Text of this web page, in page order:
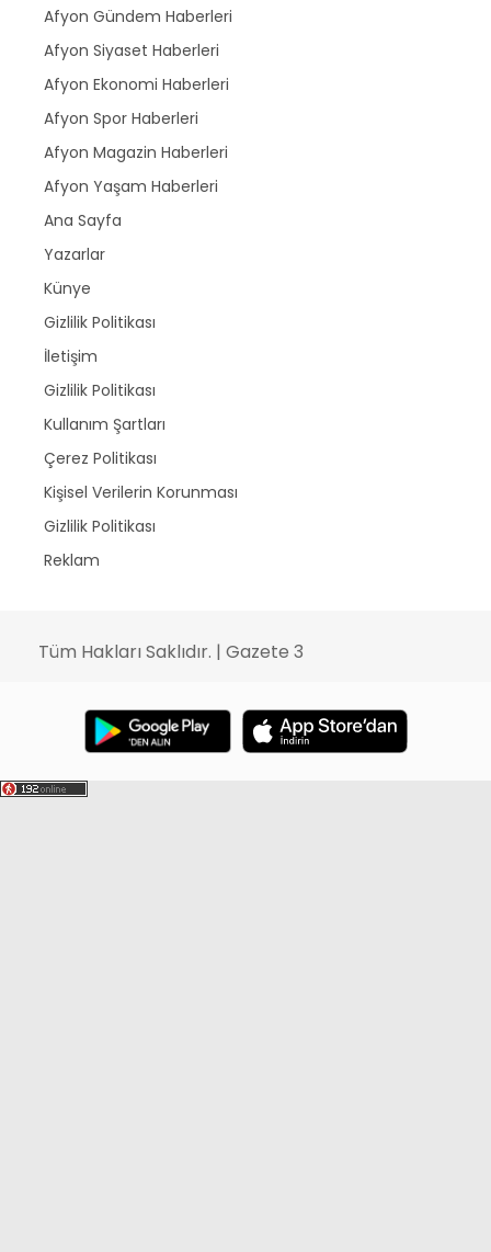
Afyon Gündem Haberleri
Afyon Siyaset Haberleri
Afyon Ekonomi Haberleri
Afyon Spor Haberleri
Afyon Magazin Haberleri
Afyon Yaşam Haberleri
Ana Sayfa
Yazarlar
Künye
Gizlilik Politikası
İletişim
Gizlilik Politikası
Kullanım Şartları
Çerez Politikası
Kişisel Verilerin Korunması
Gizlilik Politikası
Reklam
Tüm Hakları Saklıdır. | Gazete 3